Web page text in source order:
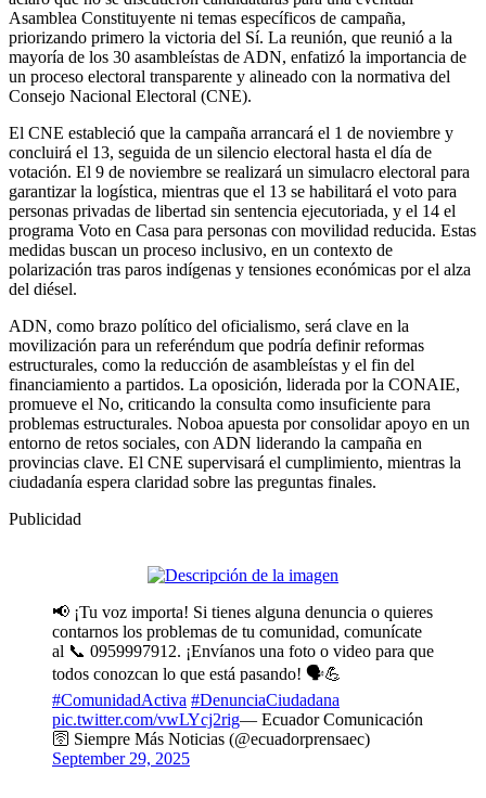
Asamblea Constituyente ni temas específicos de campaña,
priorizando primero la victoria del Sí. La reunión, que reunió a la
mayoría de los 30 asambleístas de ADN, enfatizó la importancia de
un proceso electoral transparente y alineado con la normativa del
Consejo Nacional Electoral (CNE).
El CNE estableció que la campaña arrancará el 1 de noviembre y
concluirá el 13, seguida de un silencio electoral hasta el día de
votación. El 9 de noviembre se realizará un simulacro electoral para
garantizar la logística, mientras que el 13 se habilitará el voto para
personas privadas de libertad sin sentencia ejecutoriada, y el 14 el
programa Voto en Casa para personas con movilidad reducida. Estas
medidas buscan un proceso inclusivo, en un contexto de
polarización tras paros indígenas y tensiones económicas por el alza
del diésel.
ADN, como brazo político del oficialismo, será clave en la
movilización para un referéndum que podría definir reformas
estructurales, como la reducción de asambleístas y el fin del
financiamiento a partidos. La oposición, liderada por la CONAIE,
promueve el No, criticando la consulta como insuficiente para
problemas estructurales. Noboa apuesta por consolidar apoyo en un
entorno de retos sociales, con ADN liderando la campaña en
provincias clave. El CNE supervisará el cumplimiento, mientras la
ciudadanía espera claridad sobre las preguntas finales.
Publicidad
📢 ¡Tu voz importa! Si tienes alguna denuncia o quieres
contarnos los problemas de tu comunidad, comunícate
al 📞 0959997912. ¡Envíanos una foto o video para que
todos conozcan lo que está pasando! 🗣️💪
#ComunidadActiva #DenunciaCiudadana
pic.twitter.com/vwLYcj2rig— Ecuador Comunicación
🛜 Siempre Más Noticias (@ecuadorprensaec)
September 29, 2025